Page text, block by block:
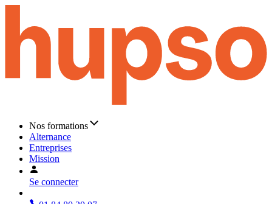
Nos formations
Alternance
Entreprises
Mission
Se connecter